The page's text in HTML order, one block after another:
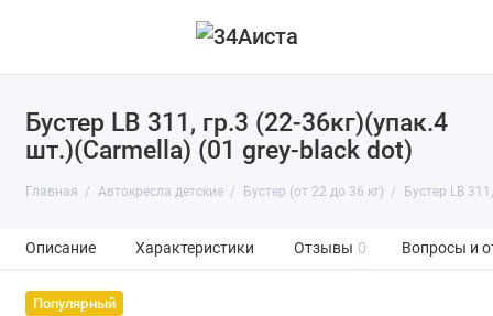
Бустер LB 311, гр.3 (22-36кг)(упак.4
шт.)(Carmella) (01 grey-black dot)
Главная Автокресла детские Бустер (от 22 до 36 кг) Бустер LB
Описание Характеристики Отзывы 0 Вопросы и
Популярный